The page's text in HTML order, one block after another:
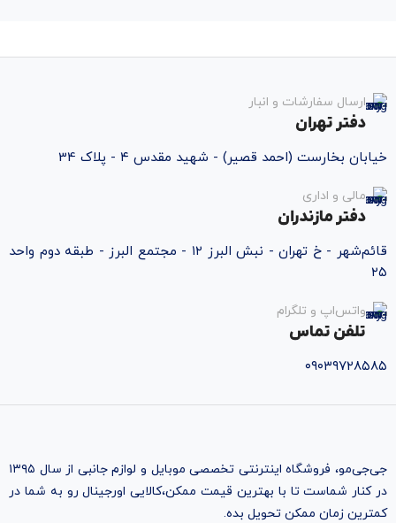
ارسال سفارشات و انبار
دفتر تهران
خیابان بخارست (احمد قصیر) - شهید مقدس ۴ - پلاک 34
مالی و اداری
دفتر مازندران
قائم‌شهر - خ تهران - نبش البرز ۱۲ - مجتمع البرز - طبقه دوم واحد
۲۵
واتس‌اپ و تلگرام
تلفن تماس
۰۹۰۳۹۷۲۸۵۸۵
جی‌جی‌مو، فروشگاه اینترنتی تخصصی موبایل و لوازم جانبی از سال ۱۳۹۵
در کنار شماست تا با بهترین قیمت ممکن،‌کالایی اورجینال رو به شما در
کمترین زمان ممکن تحویل بده.